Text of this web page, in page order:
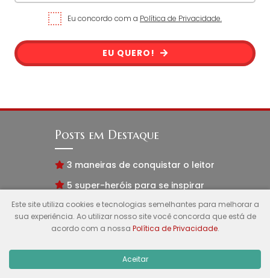
Eu concordo com a Política de Privacidade.
EU QUERO!
Posts em Destaque
3 maneiras de conquistar o leitor
5 super-heróis para se inspirar
7 razões de ter seu livro rejeitado
Este site utiliza cookies e tecnologias semelhantes para melhorar a
sua experiência. Ao utilizar nosso site você concorda que está de
acordo com a nossa Política de Privacidade.
Aceitar